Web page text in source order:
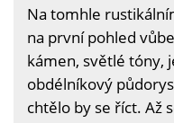
Na tomhle
na první pohled
kámen, světlé tóny,
obdélníkový
chtělo by se říct. Až